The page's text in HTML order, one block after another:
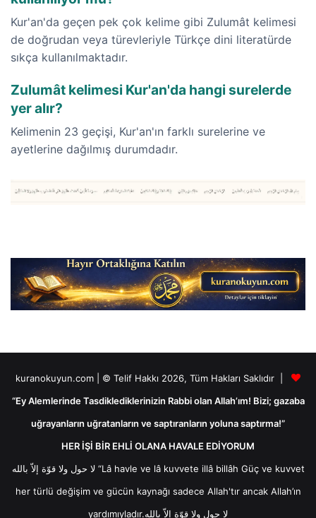
Kur'an'da geçen pek çok kelime gibi Zulumât kelimesi
de doğrudan veya türevleriyle Türkçe dini literatürde
sıkça kullanılmaktadır.
Zulumât kelimesi Kur'an'da hangi surelerde
yer alır?
Kelimenin 23 geçişi, Kur'an'ın farklı surelerine ve
ayetlerine dağılmış durumdadır.
kuranokuyun.com | © Telif Hakkı 2026, Tüm Hakları Saklıdır |
“Ey Alemlerinde Tasdiklediklerinizin Rabbi olan Allah’ım! Bizi; gazaba
uğrayanların uğratanların ve saptıranların yoluna saptırma!”
HER İŞİ BİR EHLİ OLANA HAVALE EDİYORUM
لا حول ولا قوّة إلاّ بالله “Lâ havle ve lâ kuvvete illâ billâh Güç ve kuvvet
her türlü değişim ve gücün kaynağı sadece Allah'tır ancak Allah’ın
yardımıyladır.لا حول ولا قوّة إلاّ بالله